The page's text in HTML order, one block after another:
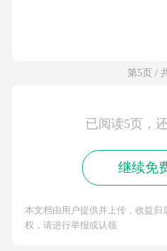
第5页 /
已阅读5页，
继续免
本文档由用户提供并上传，收益归
权，请进行举报或认领